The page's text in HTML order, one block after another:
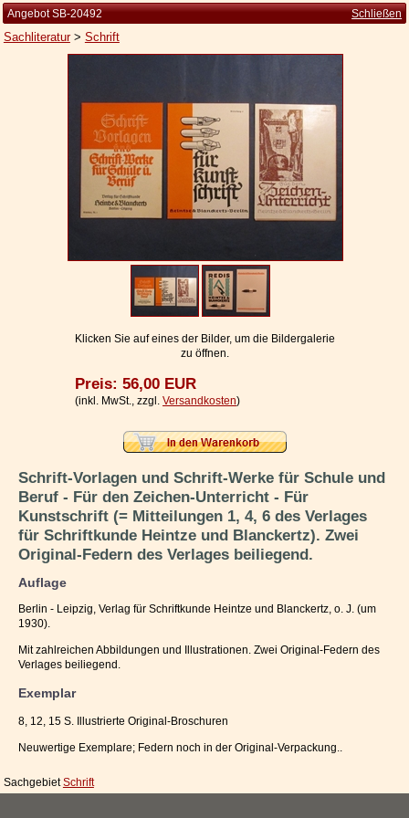
Kleine Kulturgeschichte
Die Brockhaus Auflagen
Die Meyer Auflagen
Widerrufsbelehrung
Datenschutzerklärung
Ihr Warenkorb
Angebot SB-20492 Schließen
Sachliteratur> Schrift
Klicken Sie auf eines der Bilder, um die Bildergalerie
zu öffnen.
Preis: 56,00 EUR
(inkl. MwSt., zzgl. Versandkosten)
Schrift-Vorlagen und Schrift-Werke für Schule und
Beruf - Für den Zeichen-Unterricht - Für
Kunstschrift (= Mitteilungen 1, 4, 6 des Verlages
für Schriftkunde Heintze und Blanckertz). Zwei
Original-Federn des Verlages beiliegend.
Auflage
Berlin - Leipzig, Verlag für Schriftkunde Heintze und Blanckertz, o. J. (um
1930).
Mit zahlreichen Abbildungen und Illustrationen. Zwei Original-Federn des
Verlages beiliegend.
Exemplar
8, 12, 15 S. Illustrierte Original-Broschuren
Neuwertige Exemplare; Federn noch in der Original-Verpackung..
SachgebietSchrift